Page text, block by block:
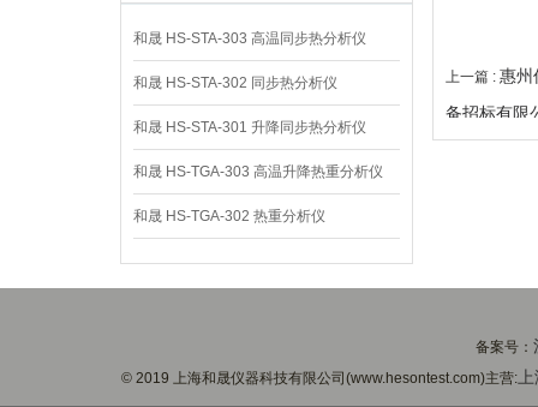
和晟 HS-STA-303 高温同步热分析仪
和晟 HS-STA-302 同步热分析仪
和晟 HS-STA-301 升降同步热分析仪
和晟 HS-TGA-303 高温升降热重分析仪
和晟 HS-TGA-302 热重分析仪
上一篇 : 惠州
备招标有限
备案号：
© 2019 上海和晟仪器科技有限公司(www.hesontest.com)主营:上